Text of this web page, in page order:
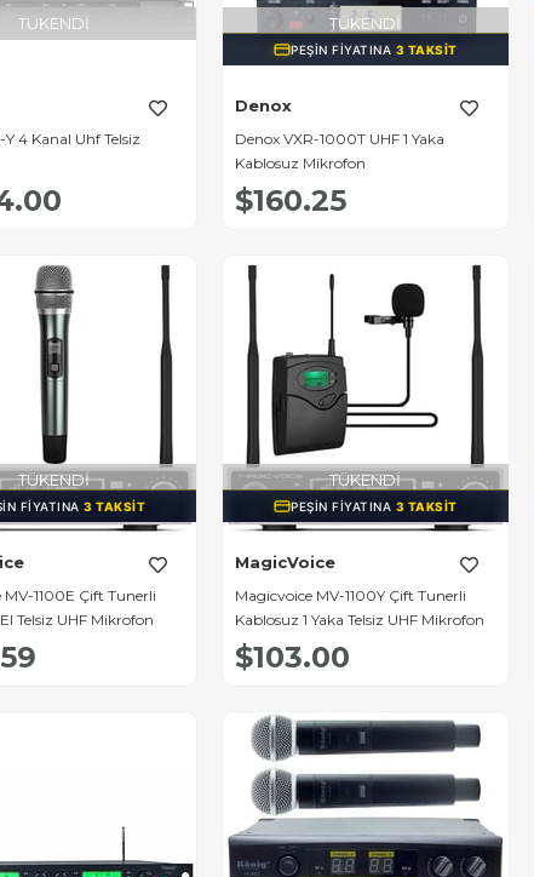
TÜKENDI
Y 4 Kanal Uhf Telsiz
TÜKENDI
PEŞIN FIYATINA 3 TAKSIT
Denox
Denox VXR-1000T UHF 1 Yaka
Kablosuz Mikrofon
$160.25
TÜKENDI
FIYATINA 3 TAKSIT
MV-1100E Çift Tunerli
Telsiz UHF Mikrofon
TÜKENDI
PEŞIN FIYATINA 3 TAKSIT
MagicVoice
Magicvoice MV-1100Y Çift Tunerli
Kablosuz 1 Yaka Telsiz UHF Mikrofon
$103.00